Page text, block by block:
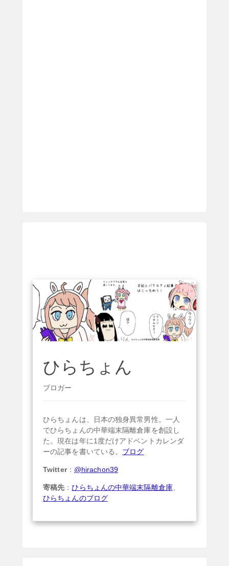
ひらちょん
ブロガー
ひらちょんは、日本の独身異常男性。一人
でひらちょんの中華端末隔離倉庫を創設し
た。現在は年に1度だけアドベントカレンダ
ーの記事を書いている。 ブログ
Twitter： @hirachon39
寄稿先 ：ひらちょんの中華端末隔離倉庫、
ひらちょんのブログ